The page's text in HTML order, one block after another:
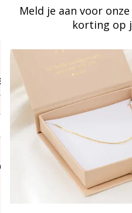
stay in touch
lid van onze mailinglijst
Sieraden
Bellen of WhatsApp Ma-Vr
tussen 09:00-17:00
Meld je aan voor
korting op